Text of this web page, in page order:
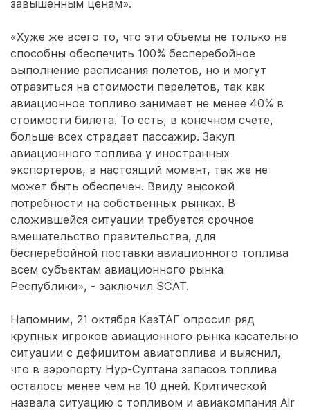
завышенным ценам».
«Хуже же всего то, что эти объемы не только не
способны обеспечить 100% бесперебойное
выполнение расписания полетов, но и могут
отразиться на стоимости перелетов, так как
авиационное топливо занимает не менее 40% в
стоимости билета. То есть, в конечном счете,
больше всех страдает пассажир. Закуп
авиационного топлива у иностранных
экспортеров, в настоящий момент, так же не
может быть обеспечен. Ввиду высокой
потребности на собственных рынках. В
сложившейся ситуации требуется срочное
вмешательство правительства, для
бесперебойной поставки авиационного топлива
всем субъектам авиационного рынка
Республики», - заключил SCAT.
Напомним, 21 октября КазТАГ опросил ряд
крупных игроков авиационного рынка касательно
ситуации с дефицитом авиатоплива и выяснил,
что в аэропорту Нур-Султана запасов топлива
осталось менее чем на 10 дней. Критической
назвала ситуацию с топливом и авиакомпания Air